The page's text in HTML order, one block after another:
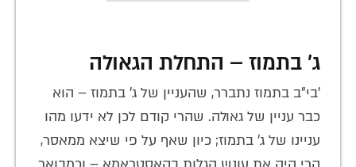
ג' בתמוז – התחלת הגאולה
'בי"ב בתמוז נתברר, שהעניין של ג' בתמוז – הוא
כבר עניין של גאולה. שהרי קודם לכן לא ידעו מהו
עניינו של ג' בתמוז; כיון שאף על פי שיצא ממאסר,